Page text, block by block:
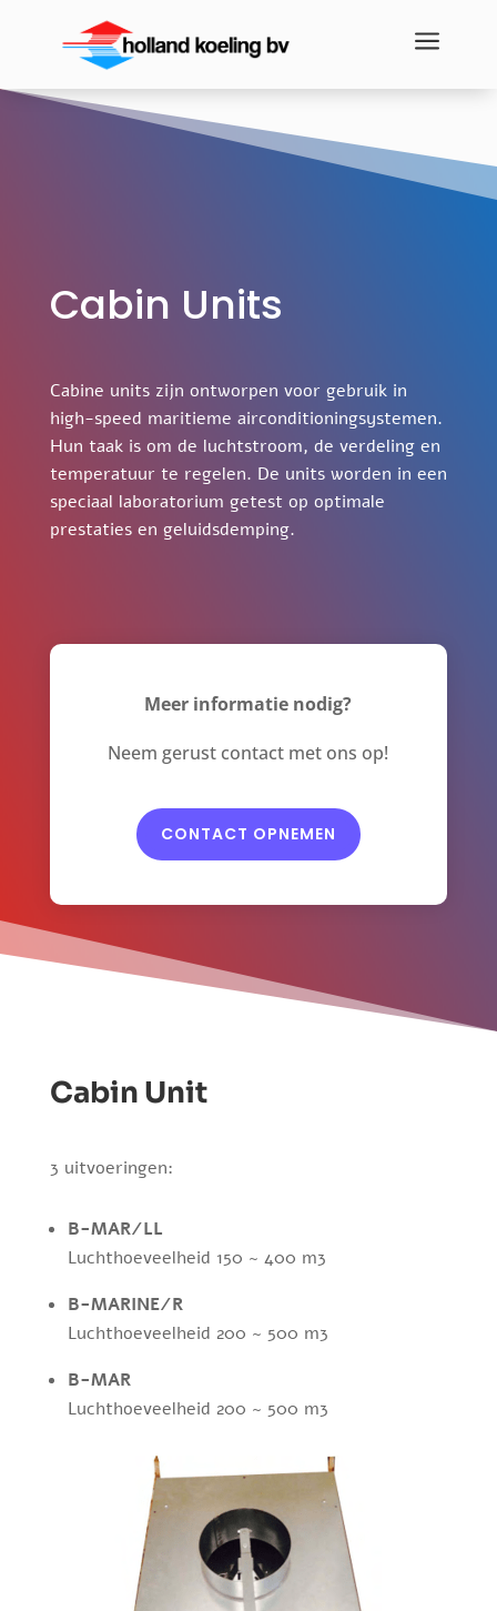
a
Cabin Units
Cabine units zijn ontworpen voor gebruik in
high-speed maritieme airconditioningsystemen.
Hun taak is om de luchtstroom, de verdeling en
temperatuur te regelen. De units worden in een
speciaal laboratorium getest op optimale
prestaties en geluidsdemping.
Meer informatie nodig?
Neem gerust contact met ons op!
CONTACT OPNEMEN
Cabin Unit
3 uitvoeringen:
B-MAR/LL
Luchthoeveelheid 150 ~ 400 m3
B-MARINE/R
Luchthoeveelheid 200 ~ 500 m3
B-MAR
Luchthoeveelheid 200 ~ 500 m3